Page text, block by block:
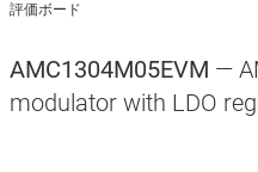
評価ボード
AMC1304M05EVM —
modulator with LDO